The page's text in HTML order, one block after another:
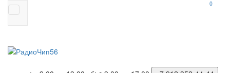
0